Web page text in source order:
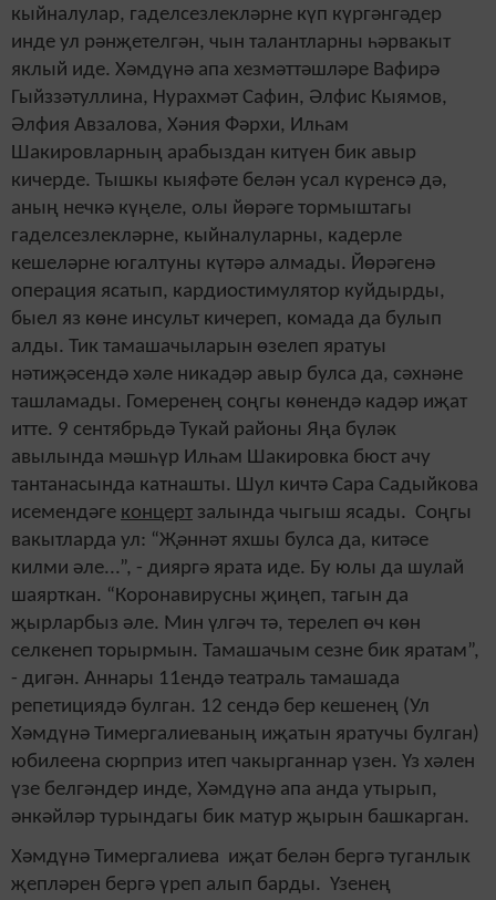
кыйналулар, гаделсезлекләрне күп күргәнгәдер
инде ул рәнҗетелгән, чын талантларны һәрвакыт
яклый иде. Хәмдүнә апа хезмәттәшләре Вафирә
Гыйззәтуллина, Нурахмәт Сафин, Әлфис Кыямов,
Әлфия Авзалова, Хәния Фәрхи, Илһам
Шакировларның арабыздан китүен бик авыр
кичерде. Тышкы кыяфәте белән усал күренсә дә,
аның нечкә күңеле, олы йөрәге тормыштагы
гаделсезлекләрне, кыйналуларны, кадерле
кешеләрне югалтуны күтәрә алмады. Йөрәгенә
операция ясатып, кардиостимулятор куйдырды,
быел яз көне инсульт кичереп, комада да булып
алды. Тик тамашачыларын өзелеп яратуы
нәтиҗәсендә хәле никадәр авыр булса да, сәхнәне
ташламады. Гомеренең соңгы көнендә кадәр иҗат
итте. 9 сентябрьдә Тукай районы Яңа бүләк
авылында мәшһүр Илһам Шакировка бюст ачу
тантанасында катнашты. Шул кичтә Сара Садыйкова
исемендәге концерт залында чыгыш ясады. Соңгы
вакытларда ул: “Җәннәт яхшы булса да, китәсе
килми әле...”, - дияргә ярата иде. Бу юлы да шулай
шаярткан. “Коронавирусны җиңеп, тагын да
җырларбыз әле. Мин үлгәч тә, терелеп өч көн
селкенеп торырмын. Тамашачым сезне бик яратам”,
- дигән. Аннары 11ендә театраль тамашада
репетициядә булган. 12 сендә бер кешенең (Ул
Хәмдүнә Тимергалиеваның иҗатын яратучы булган)
юбилеена сюрприз итеп чакырганнар үзен. Үз хәлен
үзе белгәндер инде, Хәмдүнә апа анда утырып,
әнкәйләр турындагы бик матур җырын башкарган.
Хәмдүнә Тимергалиева иҗат белән бергә туганлык
җепләрен бергә үреп алып барды. Үзенең